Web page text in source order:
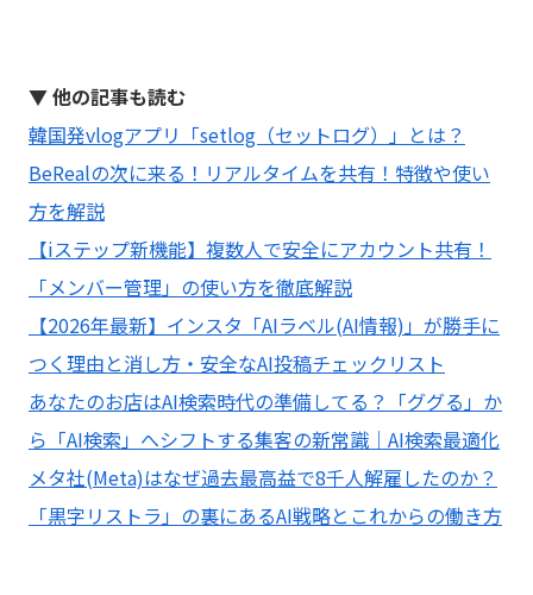
▼ 他の記事も読む
韓国発vlogアプリ「setlog（セットログ）」とは？
BeRealの次に来る！リアルタイムを共有！特徴や使い
方を解説
【iステップ新機能】複数人で安全にアカウント共有！
「メンバー管理」の使い方を徹底解説
【2026年最新】インスタ「AIラベル(AI情報)」が勝手に
つく理由と消し方・安全なAI投稿チェックリスト
あなたのお店はAI検索時代の準備してる？「ググる」か
ら「AI検索」へシフトする集客の新常識｜AI検索最適化
メタ社(Meta)はなぜ過去最高益で8千人解雇したのか？
「黒字リストラ」の裏にあるAI戦略とこれからの働き方